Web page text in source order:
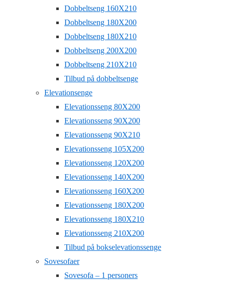
Dobbeltseng 160X210
Dobbeltseng 180X200
Dobbeltseng 180X210
Dobbeltseng 200X200
Dobbeltseng 210X210
Tilbud på dobbeltsenge
Elevationsenge
Elevationsseng 80X200
Elevationsseng 90X200
Elevationsseng 90X210
Elevationsseng 105X200
Elevationsseng 120X200
Elevationsseng 140X200
Elevationsseng 160X200
Elevationsseng 180X200
Elevationsseng 180X210
Elevationsseng 210X200
Tilbud på bokselevationssenge
Sovesofaer
Sovesofa – 1 personers